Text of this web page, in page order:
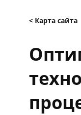
< Карта сайта